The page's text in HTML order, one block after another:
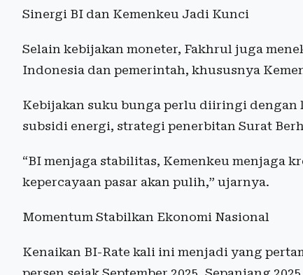
Sinergi BI dan Kemenkeu Jadi Kunci
Selain kebijakan moneter, Fakhrul juga
Indonesia dan pemerintah, khususnya
Kebijakan suku bunga perlu diiringi dengan
subsidi energi, strategi penerbitan Surat
“BI menjaga stabilitas, Kemenkeu menjaga
kepercayaan pasar akan pulih,” ujarnya.
Momentum Stabilkan Ekonomi Nasional
Kenaikan BI-Rate kali ini menjadi yang